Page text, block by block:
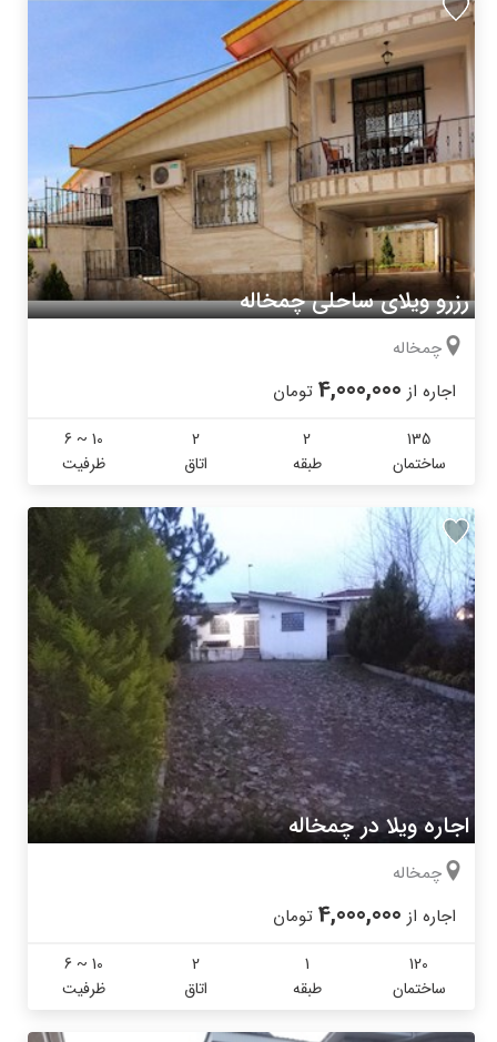
رزرو ویلای ساحلی چمخاله
چمخاله
اجاره از 4,000,000 تومان
135
ساختمان
2
طبقه
2
اتاق
6 ~ 10
ظرفیت
اجاره ویلا در چمخاله
چمخاله
اجاره از 4,000,000 تومان
120
ساختمان
1
طبقه
2
اتاق
6 ~ 10
ظرفیت